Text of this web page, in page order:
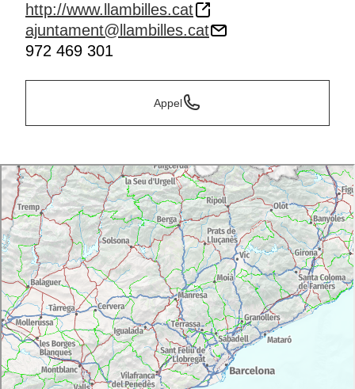
http://www.llambilles.cat
ajuntament@llambilles.cat
972 469 301
Appel